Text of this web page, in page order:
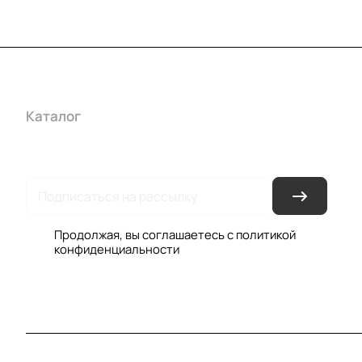
Каталог
Продолжая, вы соглашаетесь с политикой
конфиденциальности